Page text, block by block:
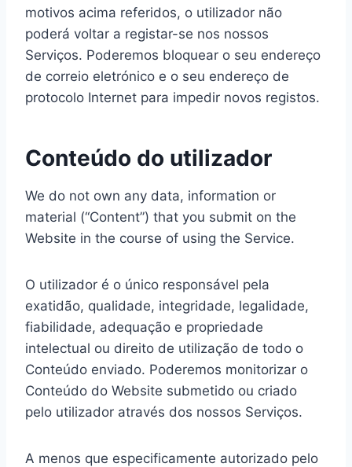
motivos acima referidos, o utilizador não
poderá voltar a registar-se nos nossos
Serviços. Poderemos bloquear o seu endereço
de correio eletrónico e o seu endereço de
protocolo Internet para impedir novos registos.
Conteúdo do utilizador
We do not own any data, information or
material (“Content”) that you submit on the
Website in the course of using the Service.
O utilizador é o único responsável pela
exatidão, qualidade, integridade, legalidade,
fiabilidade, adequação e propriedade
intelectual ou direito de utilização de todo o
Conteúdo enviado. Poderemos monitorizar o
Conteúdo do Website submetido ou criado
pelo utilizador através dos nossos Serviços.
A menos que especificamente autorizado pelo